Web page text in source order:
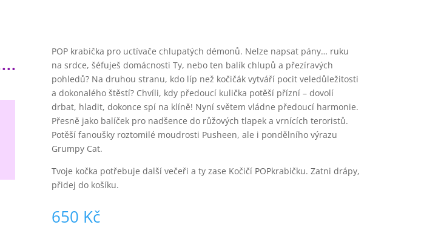
POP krabička pro uctívače chlupatých démonů. Nelze napsat pány… ruku
na srdce, šéfuješ domácnosti Ty, nebo ten balík chlupů a přezíravých
pohledů? Na druhou stranu, kdo líp než kočičák vytváří pocit veledůležitosti
a dokonalého štěstí? Chvíli, kdy předoucí kulička potěší přízní – dovolí
drbat, hladit, dokonce spí na klíně! Nyní světem vládne předoucí harmonie.
Přesně jako balíček pro nadšence do růžových tlapek a vrnících teroristů.
Potěší fanoušky roztomilé moudrosti Pusheen, ale i pondělního výrazu
Grumpy Cat.
Tvoje kočka potřebuje další večeři a ty zase Kočičí POPkrabičku. Zatni drápy,
přidej do košíku.
650 Kč